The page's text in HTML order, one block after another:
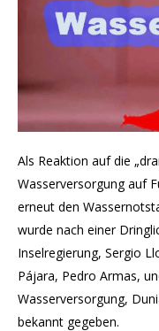
Als Reaktion auf die
Wasserversorgung auf
erneut den
wurde nach einer
Inselregierung, Sergio
Pájara, Pedro Armas,
Wasserversorgung,
bekannt gegeben.